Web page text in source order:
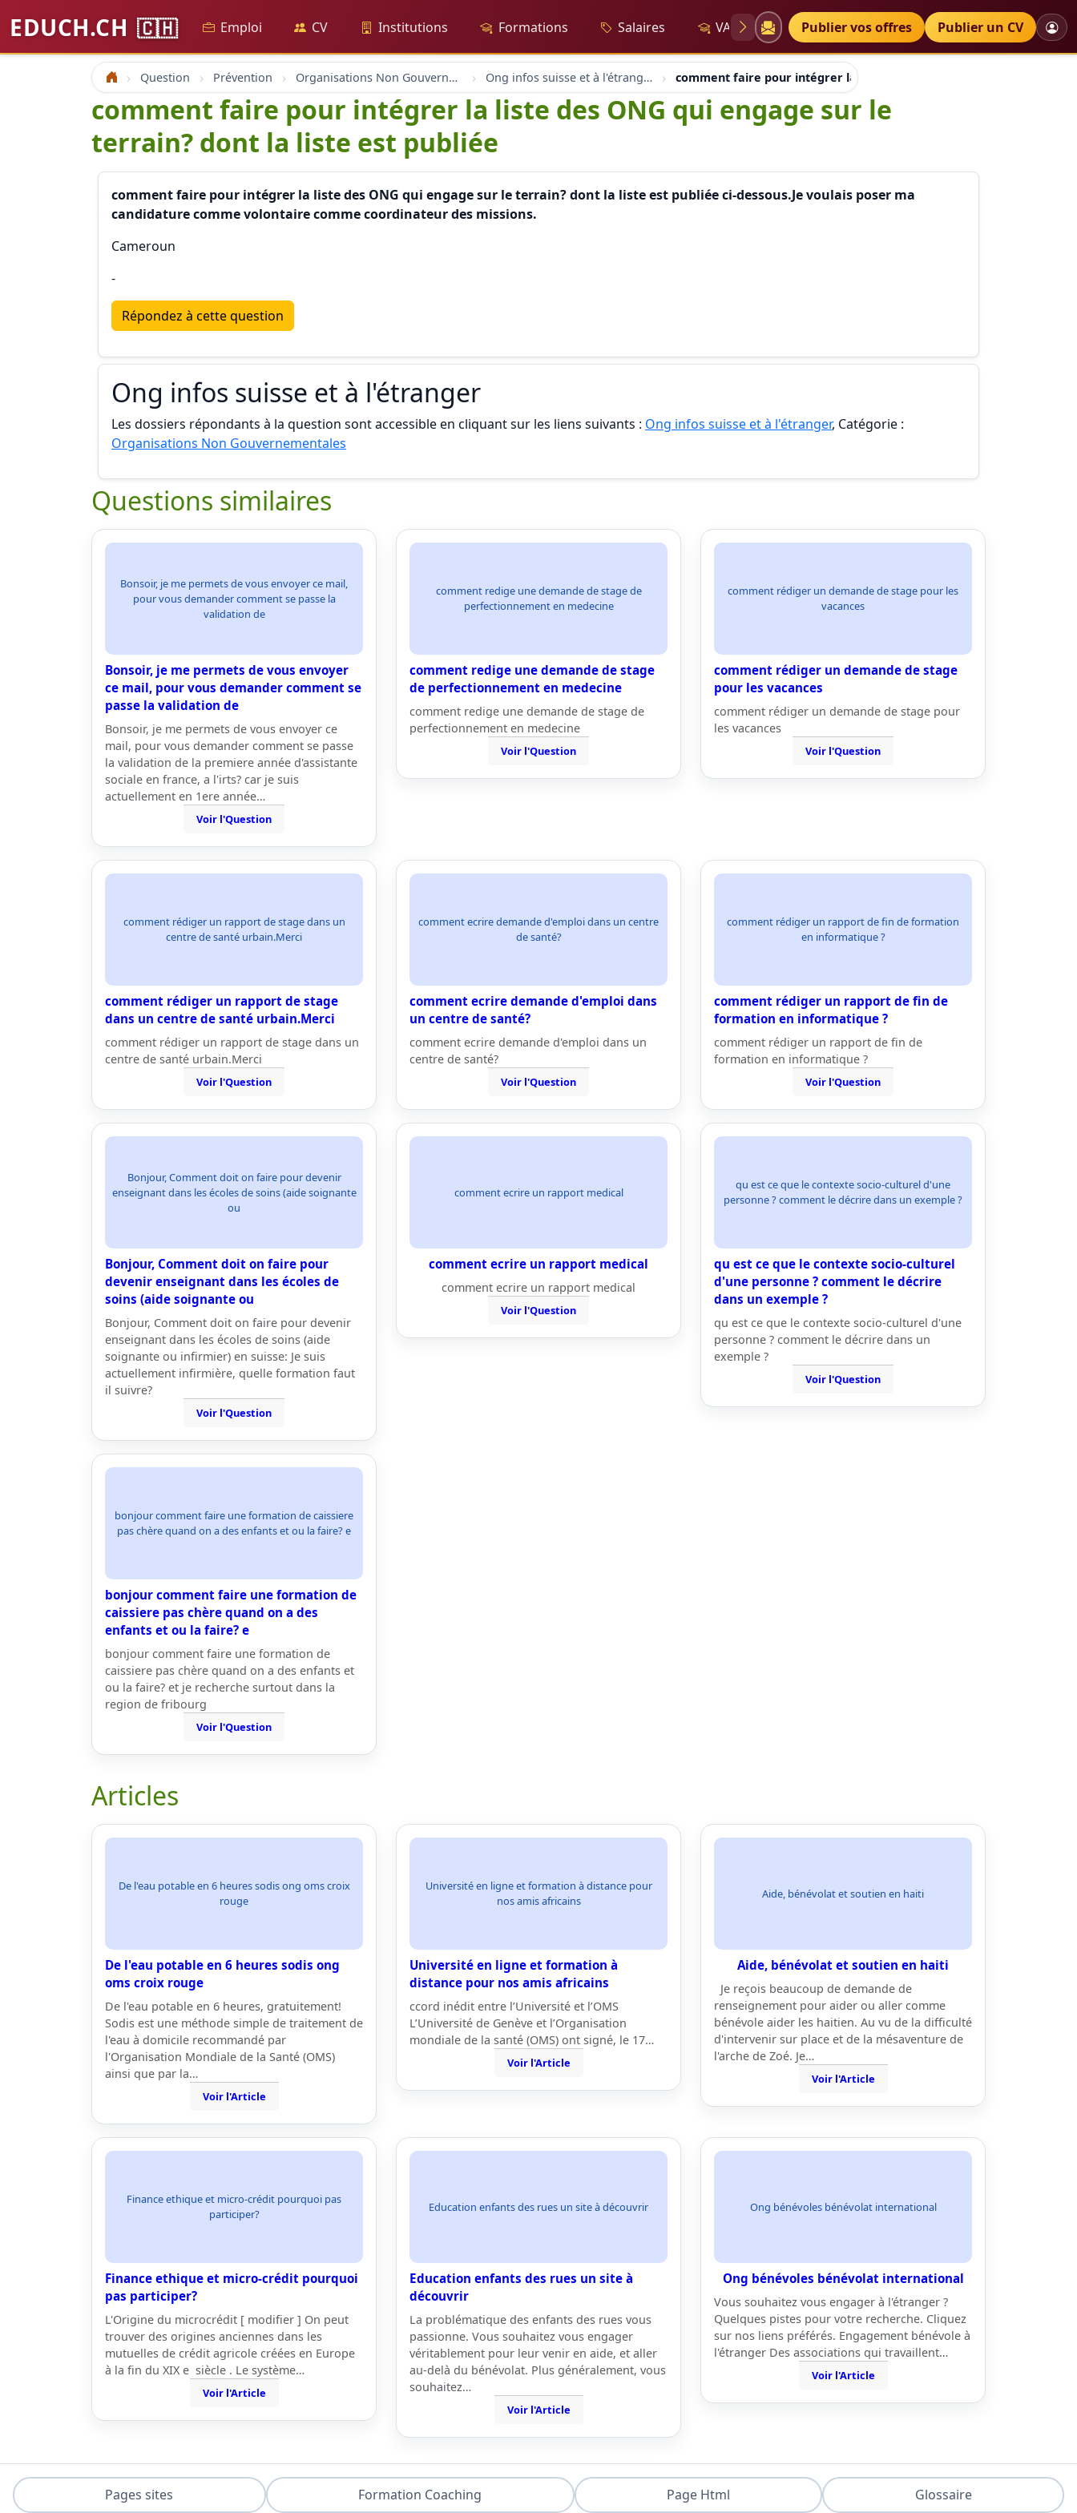
EDUCH.CH 🇨🇭 Emploi CV Institutions Formations Salaires VAE Diplômes Petites annonces
Publier vos offres Publier un CV
Accueil Question Prévention Organisations Non Gouvernementales Ong infos suisse et à l'étranger comment faire pour intégrer la liste des ONG qui engage sur le
comment faire pour intégrer la liste des ONG qui engage sur le
terrain? dont la liste est publiée
comment faire pour intégrer la liste des ONG qui engage sur le terrain? dont la liste est publiée ci-dessous.Je voulais poser ma
candidature comme volontaire comme coordinateur des missions.
Cameroun
-
Répondez à cette question
Ong infos suisse et à l'étranger
Les dossiers répondants à la question sont accessible en cliquant sur les liens suivants : Ong infos suisse et à l'étranger, Catégorie :
Organisations Non Gouvernementales
Questions similaires
Bonsoir, je me permets de vous envoyer ce mail,
pour vous demander comment se passe la
validation de
Bonsoir, je me permets de vous envoyer
ce mail, pour vous demander comment se
passe la validation de
Bonsoir, je me permets de vous envoyer ce
mail, pour vous demander comment se passe
la validation de la premiere année d'assistante
sociale en france, a l'irts? car je suis
actuellement en 1ere année…
Voir l'Question
comment redige une demande de stage de
perfectionnement en medecine
comment redige une demande de stage
de perfectionnement en medecine
comment redige une demande de stage de
perfectionnement en medecine
Voir l'Question
comment rédiger un demande de stage pour les
vacances
comment rédiger un demande de stage
pour les vacances
comment rédiger un demande de stage pour
les vacances
Voir l'Question
comment rédiger un rapport de stage dans un
centre de santé urbain.Merci
comment rédiger un rapport de stage
dans un centre de santé urbain.Merci
comment rédiger un rapport de stage dans un
centre de santé urbain.Merci
Voir l'Question
comment ecrire demande d'emploi dans un centre
de santé?
comment ecrire demande d'emploi dans
un centre de santé?
comment ecrire demande d'emploi dans un
centre de santé?
Voir l'Question
comment rédiger un rapport de fin de formation
en informatique ?
comment rédiger un rapport de fin de
formation en informatique ?
comment rédiger un rapport de fin de
formation en informatique ?
Voir l'Question
Bonjour, Comment doit on faire pour devenir
enseignant dans les écoles de soins (aide soignante
ou
Bonjour, Comment doit on faire pour
devenir enseignant dans les écoles de
soins (aide soignante ou
Bonjour, Comment doit on faire pour devenir
enseignant dans les écoles de soins (aide
soignante ou infirmier) en suisse: Je suis
actuellement infirmière, quelle formation faut
il suivre?
Voir l'Question
comment ecrire un rapport medical
comment ecrire un rapport medical
comment ecrire un rapport medical
Voir l'Question
qu est ce que le contexte socio-culturel d'une
personne ? comment le décrire dans un exemple ?
qu est ce que le contexte socio-culturel
d'une personne ? comment le décrire
dans un exemple ?
qu est ce que le contexte socio-culturel d'une
personne ? comment le décrire dans un
exemple ?
Voir l'Question
bonjour comment faire une formation de caissiere
pas chère quand on a des enfants et ou la faire? e
bonjour comment faire une formation de
caissiere pas chère quand on a des
enfants et ou la faire? e
bonjour comment faire une formation de
caissiere pas chère quand on a des enfants et
ou la faire? et je recherche surtout dans la
region de fribourg
Voir l'Question
Articles
De l'eau potable en 6 heures sodis ong oms croix
rouge
De l'eau potable en 6 heures sodis ong
oms croix rouge
De l'eau potable en 6 heures, gratuitement!
Sodis est une méthode simple de traitement de
l'eau à domicile recommandé par
l'Organisation Mondiale de la Santé (OMS)
ainsi que par la…
Voir l'Article
Université en ligne et formation à distance pour
nos amis africains
Université en ligne et formation à
distance pour nos amis africains
ccord inédit entre l’Université et l’OMS
L’Université de Genève et l’Organisation
mondiale de la santé (OMS) ont signé, le 17…
Voir l'Article
Aide, bénévolat et soutien en haiti
Aide, bénévolat et soutien en haiti
Je reçois beaucoup de demande de
renseignement pour aider ou aller comme
bénévole aider les haitien. Au vu de la difficulté
d'intervenir sur place et de la mésaventure de
l'arche de Zoé. Je…
Voir l'Article
Finance ethique et micro-crédit pourquoi pas
participer?
Finance ethique et micro-crédit pourquoi
pas participer?
L'Origine du microcrédit [ modifier ] On peut
trouver des origines anciennes dans les
mutuelles de crédit agricole créées en Europe
à la fin du XIX e siècle . Le système…
Voir l'Article
Education enfants des rues un site à découvrir
Education enfants des rues un site à
découvrir
La problématique des enfants des rues vous
passionne. Vous souhaitez vous engager
véritablement pour leur venir en aide, et aller
au-delà du bénévolat. Plus généralement, vous
souhaitez…
Voir l'Article
Ong bénévoles bénévolat international
Ong bénévoles bénévolat international
Vous souhaitez vous engager à l'étranger ?
Quelques pistes pour votre recherche. Cliquez
sur nos liens préférés. Engagement bénévole à
l'étranger Des associations qui travaillent…
Voir l'Article
Pages sites Formation Coaching Page Html Glossaire